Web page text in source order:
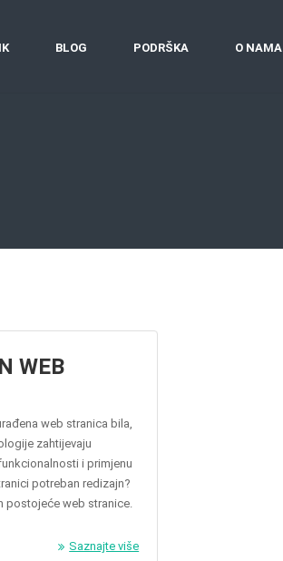
BLOG PODRŠKA O NAMA
WEB
web stranica bila,
zahtijevaju
i primjenu
potreban redizajn?
postojeće web stranice.
Saznajte više